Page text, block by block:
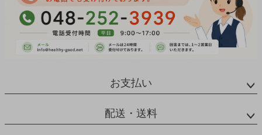
お支払い
配送・送料